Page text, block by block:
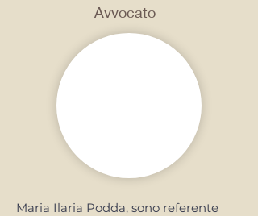
Avvocato
Maria Ilaria Podda, sono referente